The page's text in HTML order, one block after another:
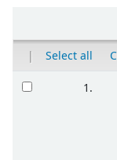
| Select all
1.